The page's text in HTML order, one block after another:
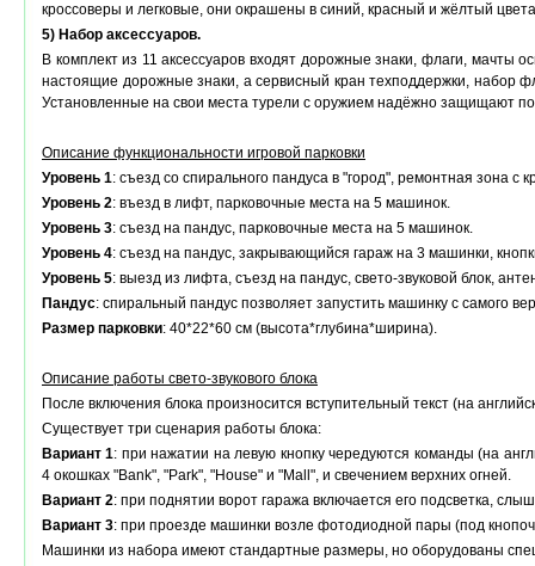
кроссоверы и легковые, они окрашены в синий, красный и жёлтый
5) Набор аксессуаров.
В комплект из 11 аксессуаров входят дорожные знаки, флаги,
настоящие дорожные знаки, а сервисный кран техподдержки, набор
Установленные на свои места турели с оружием надёжно защищают
Описание функциональности игровой парковки
Уровень 1: съезд со спирального пандуса в "город", ремонтная зона с
Уровень 2: въезд в лифт, парковочные места на 5 машинок.
Уровень 3: съезд на пандус, парковочные места на 5 машинок.
Уровень 4: съезд на пандус, закрывающийся гараж на 3 машинки,
Уровень 5: выезд из лифта, съезд на пандус, свето-звуковой блок,
Пандус: спиральный пандус позволяет запустить машинку с самого
Размер парковки: 40*22*60 см (высота*глубина*ширина).
Описание работы свето-звукового блока
После включения блока произносится вступительный текст (на
Существует три сценария работы блока:
Вариант 1: при нажатии на левую кнопку чередуются команды (на
4 окошках "Bank", "Park", "House" и "Mall", и свечением верхних огней.
Вариант 2: при поднятии ворот гаража включается его подсветка,
Вариант 3: при проезде машинки возле фотодиодной пары (под
Машинки из набора имеют стандартные размеры, но оборудованы